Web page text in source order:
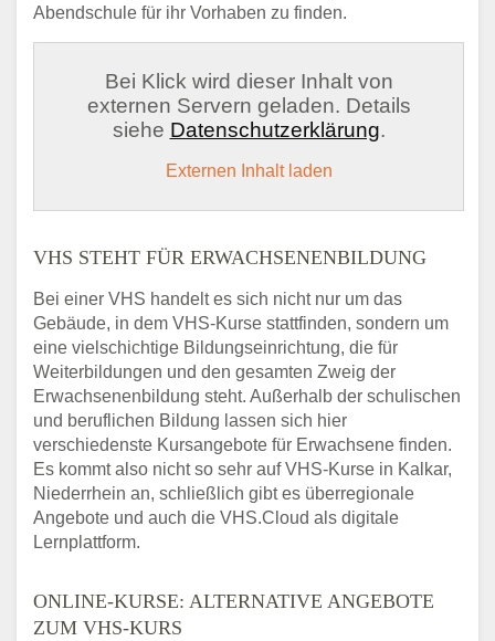
Abendschule für ihr Vorhaben zu finden.
Bei Klick wird dieser Inhalt von
externen Servern geladen. Details
siehe Datenschutzerklärung.
Externen Inhalt laden
VHS STEHT FÜR ERWACHSENENBILDUNG
Bei einer VHS handelt es sich nicht nur um das
Gebäude, in dem VHS-Kurse stattfinden, sondern um
eine vielschichtige Bildungseinrichtung, die für
Weiterbildungen und den gesamten Zweig der
Erwachsenenbildung steht. Außerhalb der schulischen
und beruflichen Bildung lassen sich hier
verschiedenste Kursangebote für Erwachsene finden.
Es kommt also nicht so sehr auf VHS-Kurse in Kalkar,
Niederrhein an, schließlich gibt es überregionale
Angebote und auch die VHS.Cloud als digitale
Lernplattform.
ONLINE-KURSE: ALTERNATIVE ANGEBOTE
ZUM VHS-KURS